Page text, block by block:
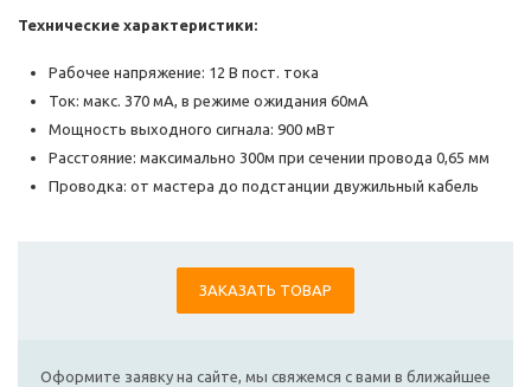
Технические характеристики:
Рабочее напряжение: 12 В пост. тока
Ток: макс. 370 мА, в режиме ожидания 60мА
Мощность выходного сигнала: 900 мВт
Расстояние: максимально 300м при сечении провода 0,65 мм
Проводка: от мастера до подстанции двужильный кабель
ЗАКАЗАТЬ ТОВАР
Оформите заявку на сайте, мы свяжемся с вами в ближайшее